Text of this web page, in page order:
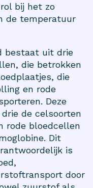
bij het zo
de temperatuur
bestaat uit drie
die betrokken
die
en rode
Deze
de celsoorten
rode bloedcellen
Dit
is
door